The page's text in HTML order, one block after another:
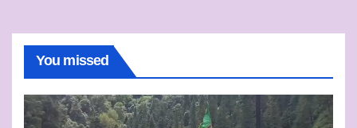
You missed